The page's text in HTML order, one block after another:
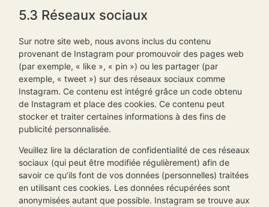
5.3 Réseaux sociaux
Sur notre site web, nous avons inclus du contenu
provenant de Instagram pour promouvoir des pages web
(par exemple, « like », « pin ») ou les partager (par
exemple, « tweet ») sur des réseaux sociaux comme
Instagram. Ce contenu est intégré grâce un code obtenu
de Instagram et place des cookies. Ce contenu peut
stocker et traiter certaines informations à des fins de
publicité personnalisée.
Veuillez lire la déclaration de confidentialité de ces réseaux
sociaux (qui peut être modifiée régulièrement) afin de
savoir ce qu’ils font de vos données (personnelles) traitées
en utilisant ces cookies. Les données récupérées sont
anonymisées autant que possible. Instagram se trouve aux